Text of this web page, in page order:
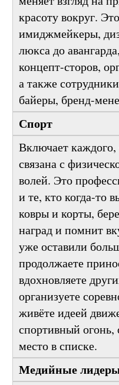
Здесь могут
меняет взгляд на
красоту вокруг.
имиджмейкеры,
люкса до
концепт-сторов,
а также
байеры, бренд-
Спорт
Включает каждого,
связана с
волей. Это
и те, кто когда-то
ковры и корты,
наград и помнит
уже оставили
продолжаете
вдохновляете
организуете
живёте идеей
спортивный огонь,
место в списке.